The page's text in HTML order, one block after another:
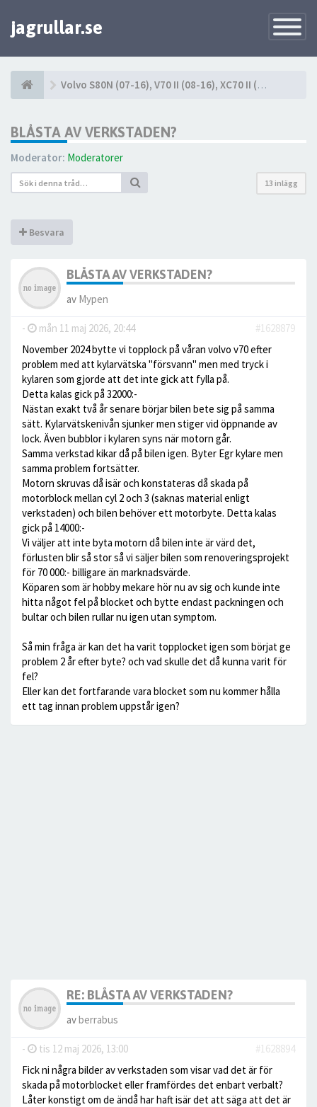
Toggle
jagrullar.se
Volvo S80N (07-16), V70 II (08-16), XC70 II (08-16)
BLÅSTA AV VERKSTADEN?
Moderator: Moderatorer
13 inlägg
Besvara
BLÅSTA AV VERKSTADEN?
av Mypen
- mån 11 maj 2026, 20:44
#1628879
November 2024 bytte vi topplock på våran volvo v70 efter
problem med att kylarvätska "försvann" men med tryck i
kylaren som gjorde att det inte gick att fylla på.
Detta kalas gick på 32000:-
Nästan exakt två år senare börjar bilen bete sig på samma
sätt. Kylarvätskenivån sjunker men stiger vid öppnande av
lock. Även bubblor i kylaren syns när motorn går.
Samma verkstad kikar då på bilen igen. Byter Egr kylare men
samma problem fortsätter.
Motorn skruvas då isär och konstateras då skada på
motorblock mellan cyl 2 och 3 (saknas material enligt
verkstaden) och bilen behöver ett motorbyte. Detta kalas
gick på 14000:-
Vi väljer att inte byta motorn då bilen inte är värd det,
förlusten blir så stor så vi säljer bilen som renoveringsprojekt
för 70 000:- billigare än marknadsvärde.
Köparen som är hobby mekare hör nu av sig och kunde inte
hitta något fel på blocket och bytte endast packningen och
bultar och bilen rullar nu igen utan symptom.
Så min fråga är kan det ha varit topplocket igen som börjat ge
problem 2 år efter byte? och vad skulle det då kunna varit för
fel?
Eller kan det fortfarande vara blocket som nu kommer hålla
ett tag innan problem uppstår igen?
RE: BLÅSTA AV VERKSTADEN?
avberrabus
- tis 12 maj 2026, 13:00
#1628894
Fick ni några bilder av verkstaden som visar vad det är för
skada på motorblocket eller framfördes det enbart verbalt?
Låter konstigt om de ändå har haft isär det att säga att det är